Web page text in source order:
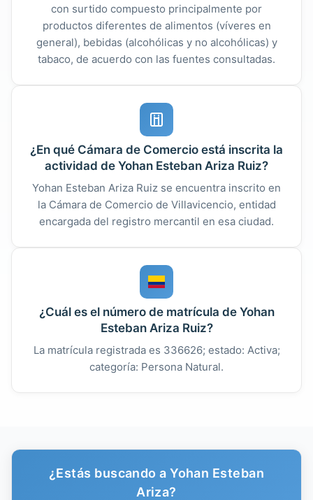
con surtido compuesto principalmente por
productos diferentes de alimentos (víveres en
general), bebidas (alcohólicas y no alcohólicas) y
tabaco, de acuerdo con las fuentes consultadas.
¿En qué Cámara de Comercio está inscrita la
actividad de Yohan Esteban Ariza Ruiz?
Yohan Esteban Ariza Ruiz se encuentra inscrito en
la Cámara de Comercio de Villavicencio, entidad
encargada del registro mercantil en esa ciudad.
¿Cuál es el número de matrícula de Yohan
Esteban Ariza Ruiz?
La matrícula registrada es 336626; estado: Activa;
categoría: Persona Natural.
¿Estás buscando a Yohan Esteban
Ariza?